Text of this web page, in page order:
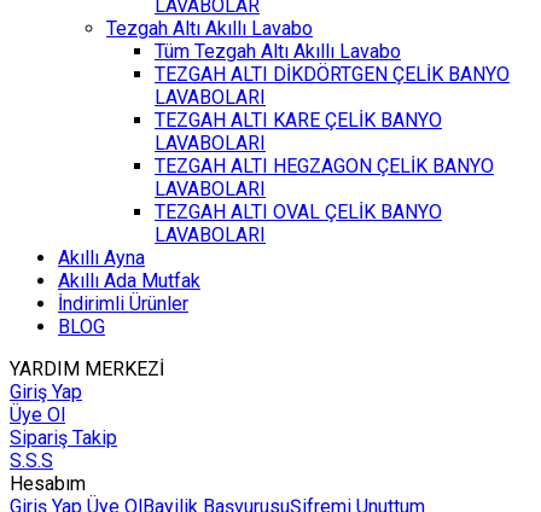
LAVABOLAR
Tezgah Altı Akıllı Lavabo
Tüm Tezgah Altı Akıllı Lavabo
TEZGAH ALTI DİKDÖRTGEN ÇELİK BANYO
LAVABOLARI
TEZGAH ALTI KARE ÇELİK BANYO
LAVABOLARI
TEZGAH ALTI HEGZAGON ÇELİK BANYO
LAVABOLARI
TEZGAH ALTI OVAL ÇELİK BANYO
LAVABOLARI
Akıllı Ayna
Akıllı Ada Mutfak
İndirimli Ürünler
BLOG
YARDIM MERKEZİ
Giriş Yap
Üye Ol
Sipariş Takip
S.S.S
Hesabım
Giriş Yap Üye OlBayilik BaşvurusuŞifremi Unuttum